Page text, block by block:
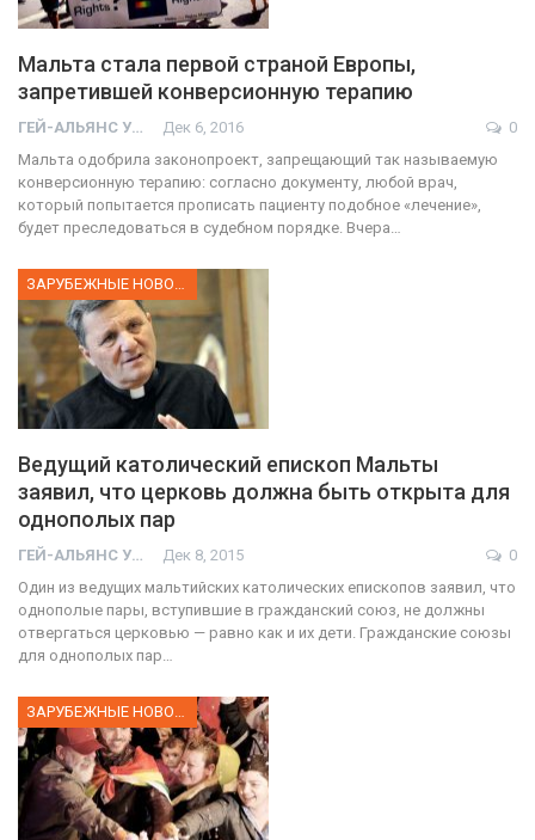
Мальта стала первой страной Европы,
запретившей конверсионную терапию
ГЕЙ-АЛЬЯНС УКРАИНА Дек 6, 2016
0
Мальта одобрила законопроект, запрещающий так называемую
конверсионную терапию: согласно документу, любой врач,
который попытается прописать пациенту подобное «лечение»,
будет преследоваться в судебном порядке. Вчера…
Ведущий католический епископ Мальты
заявил, что церковь должна быть открыта для
однополых пар
ГЕЙ-АЛЬЯНС УКРАИНА Дек 8, 2015
0
Один из ведущих мальтийских католических епископов заявил, что
однополые пары, вступившие в гражданский союз, не должны
отвергаться церковью — равно как и их дети. Гражданские союзы
для однополых пар…
ЗАРУБЕЖНЫЕ НОВОСТИ